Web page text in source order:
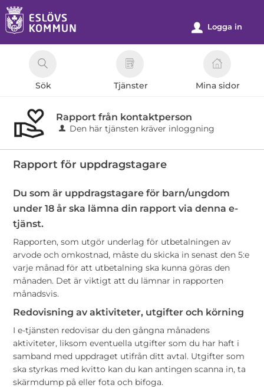
Välkommen
till
e-
tjänster
Eslövs
kommun
Sök Tjänster Mina sidor
u Logga in
Rapport från kontaktperson
Den här tjänsten kräver inloggning
Rapport för uppdragstagare
Du som är uppdragstagare för barn/ungdom
under 18 år ska lämna din rapport via denna e-
tjänst.
Rapporten, som utgör underlag för utbetalningen av
arvode och omkostnad, måste du skicka in senast den 5:e
varje månad för att utbetalning ska kunna göras den
månaden. Det är viktigt att du lämnar in rapporten
månadsvis.
Redovisning av aktiviteter, utgifter och körning
I e-tjänsten redovisar du den gångna månadens
aktiviteter, liksom eventuella utgifter som du har haft i
samband med uppdraget utifrån ditt avtal. Utgifter som
ska styrkas med kvitto kan du kan antingen scanna in, ta
skärmdump på eller fota och bifoga.